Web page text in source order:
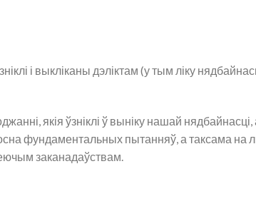
і выкліканы дэліктам (у тым ліку
якія ўзніклі ў выніку нашай нядбайнасці,
фундаментальных пытанняў, а таксама на
заканадаўствам.